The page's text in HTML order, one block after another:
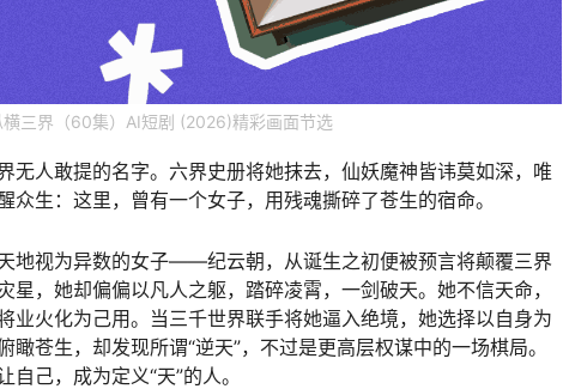
横三界（60集）AI短剧 (2026)精彩画面节选
无人敢提的名字。六界史册将她抹去，仙妖魔神皆讳莫如深，唯
生：这里，曾有一个女子，用残魂撕碎了苍生的宿命。
地视为异数的女子——纪云朝，从诞生之初便被预言将颠覆三界
，她却偏偏以凡人之躯，踏碎凌霄，一剑破天。她不信天命，
业火化为己用。当三千世界联手将她逼入绝境，她选择以自身为
苍生，却发现所谓“逆天”，不过是更高层权谋中的一场棋局。
己，成为定义“天”的人。